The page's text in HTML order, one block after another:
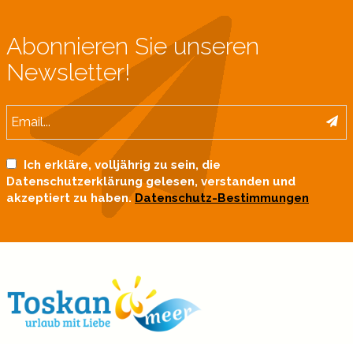
Abonnieren Sie unseren
Newsletter!
Ich erkläre, volljährig zu sein, die
Datenschutzerklärung gelesen, verstanden und
akzeptiert zu haben.Datenschutz-Bestimmungen